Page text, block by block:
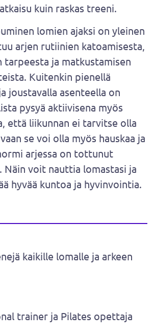
kuin raskas treeni.
lomien ajaksi on yleinen
arjen rutiinien katoamisesta,
ja matkustamisen
Kuitenkin pienellä
joustavalla asenteella on
pysyä aktiivisena myös
että liikunnan ei tarvitse olla
se voi olla myös hauskaa ja
arjessa on tottunut
Näin voit nauttia lomastasi ja
hyvää kuntoa ja hyvinvointia.
kaikille lomalle ja arkeen
trainer ja Pilates opettaja